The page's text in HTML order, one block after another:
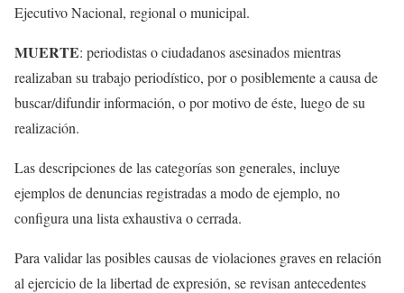
Ejecutivo Nacional, regional o municipal.
MUERTE: periodistas o ciudadanos asesinados mientras
realizaban su trabajo periodístico, por o posiblemente a causa de
buscar/difundir información, o por motivo de éste, luego de su
realización.
Las descripciones de las categorías son generales, incluye
ejemplos de denuncias registradas a modo de ejemplo, no
configura una lista exhaustiva o cerrada.
Para validar las posibles causas de violaciones graves en relación
al ejercicio de la libertad de expresión, se revisan antecedentes